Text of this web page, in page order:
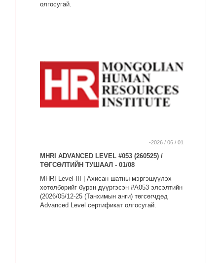
олгосугай.
-2026 / 06 / 01
MHRI ADVANCED LEVEL #053 (260525) /
ТӨГСӨЛТИЙН ТУШААЛ - 01/08
MHRI Level-III | Ахисан шатны мэргэшүүлэх
хөтөлбөрийг бүрэн дүүргэсэн #A053 элсэлтийн
(2026/05/12-25 (Танхимын анги) төгсөгчдөд
Advanced Level сертификат олгосугай.